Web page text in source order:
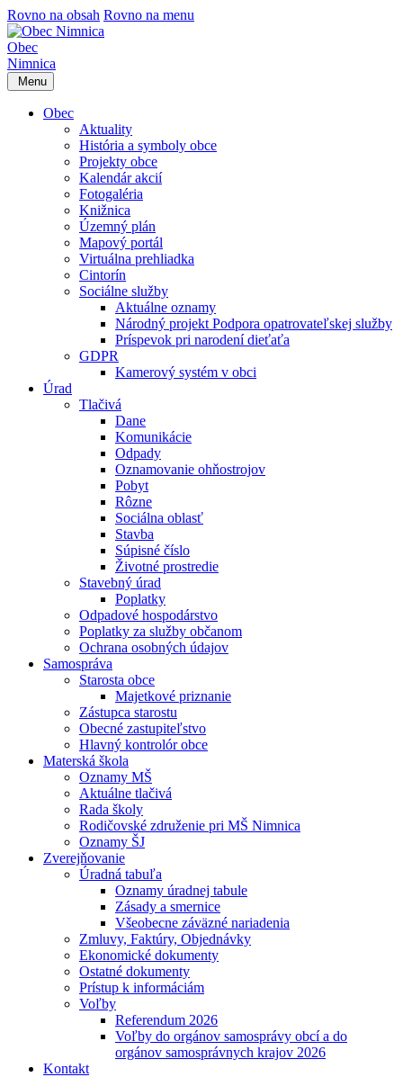
Rovno na obsah Rovno na menu
Obec
Nimnica
Menu
Obec
Aktuality
História a symboly obce
Projekty obce
Kalendár akcií
Fotogaléria
Knižnica
Územný plán
Mapový portál
Virtuálna prehliadka
Cintorín
Sociálne služby
Aktuálne oznamy
Národný projekt Podpora opatrovateľskej služby
Príspevok pri narodení dieťaťa
GDPR
Kamerový systém v obci
Úrad
Tlačivá
Dane
Komunikácie
Odpady
Oznamovanie ohňostrojov
Pobyt
Rôzne
Sociálna oblasť
Stavba
Súpisné číslo
Životné prostredie
Stavebný úrad
Poplatky
Odpadové hospodárstvo
Poplatky za služby občanom
Ochrana osobných údajov
Samospráva
Starosta obce
Majetkové priznanie
Zástupca starostu
Obecné zastupiteľstvo
Hlavný kontrolór obce
Materská škola
Oznamy MŠ
Aktuálne tlačivá
Rada školy
Rodičovské združenie pri MŠ Nimnica
Oznamy ŠJ
Zverejňovanie
Úradná tabuľa
Oznamy úradnej tabule
Zásady a smernice
Všeobecne záväzné nariadenia
Zmluvy, Faktúry, Objednávky
Ekonomické dokumenty
Ostatné dokumenty
Prístup k informáciám
Voľby
Referendum 2026
Voľby do orgánov samosprávy obcí a do
orgánov samosprávnych krajov 2026
Kontakt